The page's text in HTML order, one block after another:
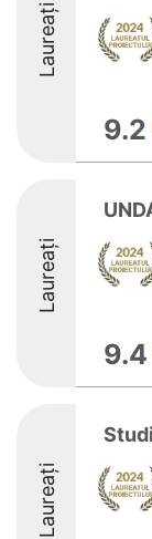
Laureați
9.2
Laureați
9.4
Laureați